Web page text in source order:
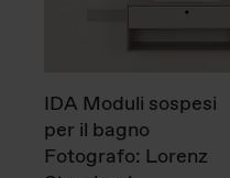
IDA Moduli sospesi
per il bagno
Fotografo: Lorenz